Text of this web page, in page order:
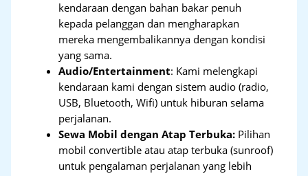
kendaraan dengan bahan bakar penuh
kepada pelanggan dan mengharapkan
mereka mengembalikannya dengan kondisi
yang sama.
Audio/Entertainment: Kami melengkapi
kendaraan kami dengan sistem audio (radio,
USB, Bluetooth, Wifi) untuk hiburan selama
perjalanan.
Sewa Mobil dengan Atap Terbuka: Pilihan
mobil convertible atau atap terbuka (sunroof)
untuk pengalaman perjalanan yang lebih